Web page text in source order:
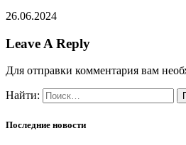
26.06.2024
Leave A Reply
Для отправки комментария вам
Найти:
Последние новости